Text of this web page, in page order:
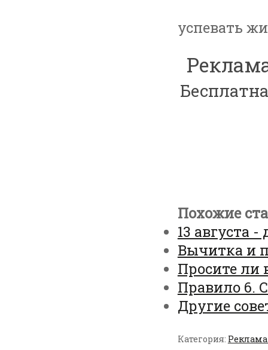
успевать
Похожие
13 августа
Вычитка и
Просите ли
Правило 6.
Другие
Категория: Реклама